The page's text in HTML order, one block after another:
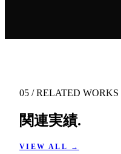
05 / RELATED WORKS
関連実績.
VIEW ALL →